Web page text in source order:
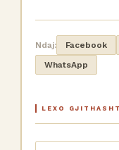
Ndaj: Facebook
WhatsApp
LEXO